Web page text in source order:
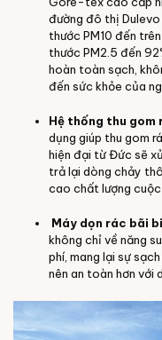
đường đô thị
thước PM10 đến
thước PM2.5 đến
hoàn toàn sạch,
đến sức khỏe của
Hệ thống thu gom
dụng giúp thu gom
hiện đại từ Đức sẽ
trả lại dòng chảy
cao chất lượng cuộc
Máy dọn rác bãi
không chỉ về năng
phí, mang lại sự
nên an toàn hơn với